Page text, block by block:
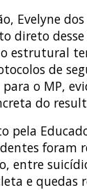
Evelyne
direto
estrutural
de
o MP,
do
pela
foram
entre
e quedas